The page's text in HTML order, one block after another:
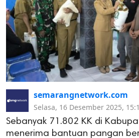
semarangnetwork.com
Selasa, 16 Desember 2025,
Sebanyak 71.802 KK di
menerima bantuan pangan